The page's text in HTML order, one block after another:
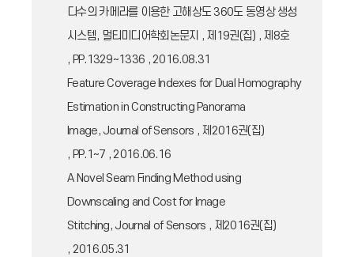
다수의 카메라를 이용한 고해상도 360도 동영상 생성
시스템, 멀티미디어학회논문지 , 제19권(집) , 제8호
, PP.1329~1336 , 2016.08.31
Feature Coverage Indexes for Dual Homography
Estimation in Constructing Panorama
Image, Journal of Sensors , 제2016권(집)
, PP.1~7 , 2016.06.16
A Novel Seam Finding Method using
Downscaling and Cost for Image
Stitching, Journal of Sensors , 제2016권(집)
, 2016.05.31